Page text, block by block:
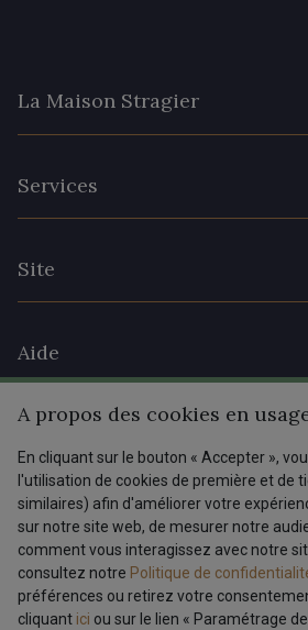
La Maison Stragier
Services
Site
Prix réduits
Magazine
Aide
Livraison : France, Belgique,
Retours & réclamations
FAQ - Questions fréquentes
Modes de paiements
Tous nos tissus
Magazine
FR EN
Dernière modification : 17/06/
A propos des cookies en
En cliquant sur le bouton « Accepter »,
l'utilisation de cookies de première et de
similaires) afin d'améliorer votre
sur notre site web, de mesurer notre
comment vous interagissez avec notre
consultez notre Politique de
préférences ou retirez votre
cliquant ici ou sur le lien « Paramétrage